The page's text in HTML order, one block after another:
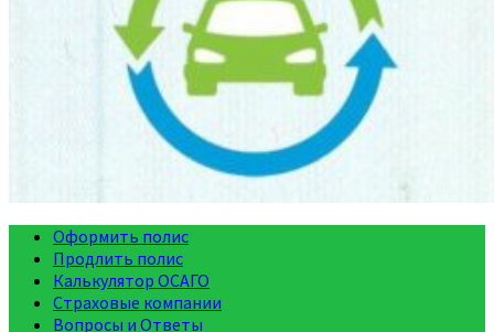
Оформить полис
Продлить полис
Калькулятор ОСАГО
Страховые компании
Вопросы и Ответы